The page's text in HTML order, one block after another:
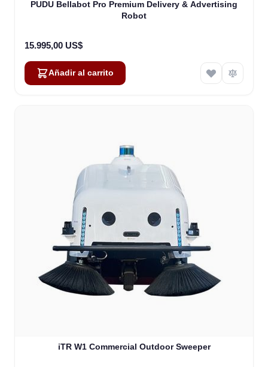
PUDU Bellabot Pro Premium Delivery & Advertising
Robot
15.995,00 US$
Añadir al carrito
iTR W1 Commercial Outdoor Sweeper